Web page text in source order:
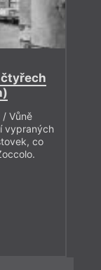
Vůně
vypraných
co